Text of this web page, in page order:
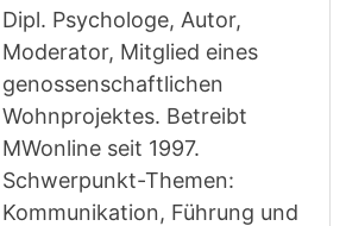
Dipl. Psychologe, Autor,
Moderator, Mitglied eines
genossenschaftlichen
Wohnprojektes. Betreibt
MWonline seit 1997.
Schwerpunkt-Themen:
Kommunikation, Führung und